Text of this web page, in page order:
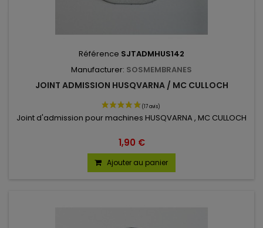
Référence SJTADMHUS142
Manufacturer: SOSMEMBRANES
JOINT ADMISSION HUSQVARNA / MC CULLOCH
Joint d'admission pour machines HUSQVARNA , MC CULLOCH
1,90 €
Ajouter au panier